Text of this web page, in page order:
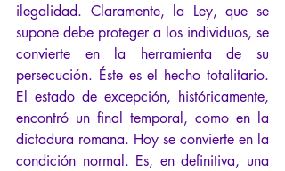
ilegalidad. Claramente, la Ley, que se
supone debe proteger a los individuos, se
convierte en la herramienta de su
persecución. Éste es el hecho totalitario.
El estado de excepción, históricamente,
encontró un final temporal, como en la
dictadura romana. Hoy se convierte en la
condición normal. Es, en definitiva, una